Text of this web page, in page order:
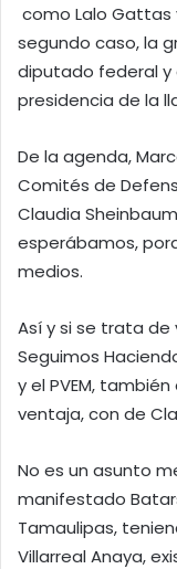
como Lalo Gattas
segundo caso, la
diputado federal y
presidencia de la
De la agenda,
Comités de
Claudia
esperábamos,
medios.
Así y si se trata de
Seguimos
y el PVEM,
ventaja, con de
No es un asunto
manifestado
Tamaulipas,
Villarreal Anaya,